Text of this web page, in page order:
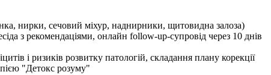
нирки, сечовий міхур, наднирники, щитовидна залоза)
з рекомендаціями, онлайн follow-up-супровід через 10 днів
і ризиків розвитку патологій, складання плану корекції
"Детокс розуму"